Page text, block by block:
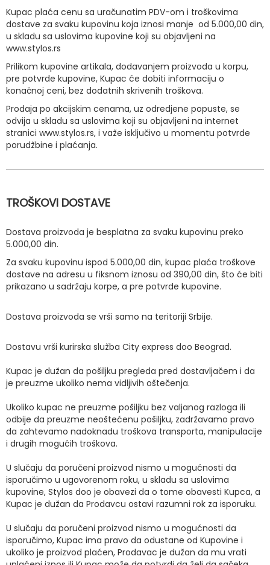
Kupac plaća cenu sa uračunatim PDV-om i troškovima
dostave za svaku kupovinu koja iznosi manje od 5.000,00 din,
u skladu sa uslovima kupovine koji su objavljeni na
www.stylos.rs
Prilikom kupovine artikala, dodavanjem proizvoda u korpu,
pre potvrde kupovine, Kupac će dobiti informaciju o
konačnoj ceni, bez dodatnih skrivenih troškova.
Prodaja po akcijskim cenama, uz odredjene popuste, se
odvija u skladu sa uslovima koji su objavljeni na internet
stranici www.stylos.rs, i važe isključivo u momentu potvrde
porudžbine i plaćanja.
TROŠKOVI DOSTAVE
Dostava proizvoda je besplatna za svaku kupovinu preko
5.000,00 din.
Za svaku kupovinu ispod 5.000,00 din, kupac plaća troškove
dostave na adresu u fiksnom iznosu od 390,00 din, što će biti
prikazano u sadržaju korpe, a pre potvrde kupovine.
Dostava proizvoda se vrši samo na teritoriji Srbije.
Dostavu vrši kurirska služba City express doo Beograd.
Kupac je dužan da pošiljku pregleda pred dostavljačem i da
je preuzme ukoliko nema vidljivih oštečenja.
Ukoliko kupac ne preuzme pošiljku bez valjanog razloga ili
odbije da preuzme neoštećenu pošiljku, zadržavamo pravo
da zahtevamo nadoknadu troškova transporta, manipulacije
i drugih mogućih troškova.
U slučaju da poručeni proizvod nismo u mogućnosti da
isporučimo u ugovorenom roku, u skladu sa uslovima
kupovine, Stylos doo je obavezi da o tome obavesti Kupca, a
Kupac je dužan da Prodavcu ostavi razumni rok za isporuku.
U slučaju da poručeni proizvod nismo u mogućnosti da
isporučimo, Kupac ima pravo da odustane od Kupovine i
ukoliko je proizvod plaćen, Prodavac je dužan da mu vrati